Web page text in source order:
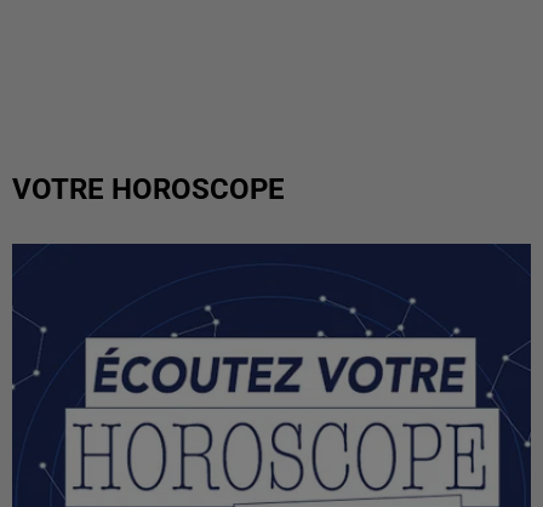
VOTRE HOROSCOPE